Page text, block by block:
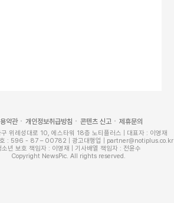
약관 개인정보취급방침 콘텐츠 신고 제휴문의
위례성대로 10, 에스타워 18층 노티플러스 | 대표자 : 이영재
호 : 596 - 87 – 00782 | 광고대행업 | partner@notiplus.co.kr
소년 보호 책임자 : 이영재 | 기사배열 책임자 : 전윤수
Copyright NewsPic. All rights reserved.